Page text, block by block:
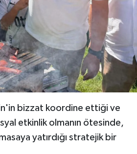
bizzat koordine ettiği ve
etkinlik olmanın ötesinde,
yatırdığı stratejik bir